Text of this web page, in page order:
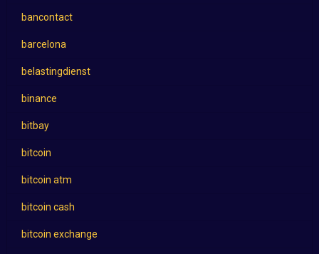
bancontact
barcelona
belastingdienst
binance
bitbay
bitcoin
bitcoin atm
bitcoin cash
bitcoin exchange